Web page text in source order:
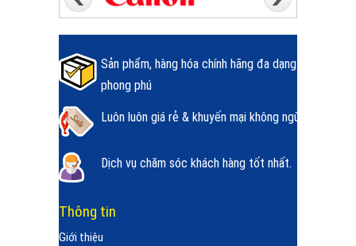
Sản phẩm, hàng hóa chính hãng đa dạng
phong phú
Luôn luôn giá rẻ & khuyến mại không ngừng.
Dịch vụ chăm sóc khách hàng tốt nhất.
Thông tin
Giới thiệu